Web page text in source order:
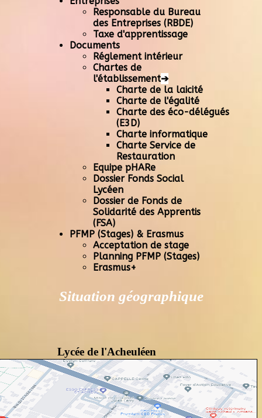
Responsable du Bureau
des Entreprises (RBDE)
Taxe d'apprentissage
Documents
Réglement intérieur
Chartes de
l'établissement➔
Charte de la laicité
Charte de l'égalité
Charte des éco-délégués
(E3D)
Charte informatique
Charte Service de
Restauration
Equipe pHARe
Dossier Fonds Social
Lycéen
Dossier de Fonds de
Solidarité des Apprentis
(FSA)
PFMP (Stages) & Erasmus
Acceptation de stage
Planning PFMP (Stages)
Erasmus+
Situation géographique
Lycée de l'Acheuléen